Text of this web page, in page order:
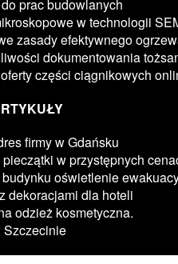
prac budowlanych
w technologii
zasady efektywnego
dokumentowania
części ciągnikowych
firmy w Gdańsku
pieczątki w przystępnych
oświetlenie
dekoracjami dla hoteli
odzież kosmetyczna.
Szczecinie